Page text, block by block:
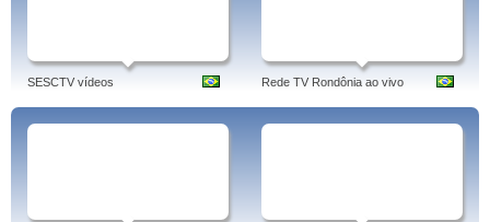
SESCTV vídeos Rede TV Rondônia ao vivo